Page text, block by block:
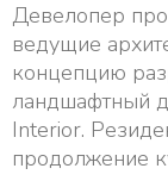
Девелопер
ведущие
концепцию
ландшафтный
Interior.
продолжение